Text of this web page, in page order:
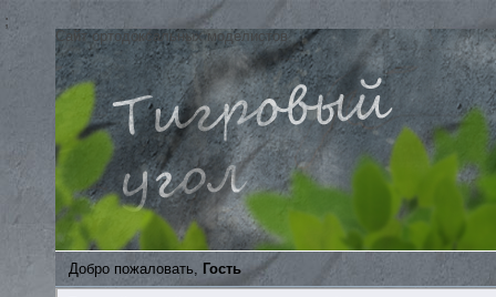
;
Сайт ортодоксальных моделистов
Добро пожаловать, Гость